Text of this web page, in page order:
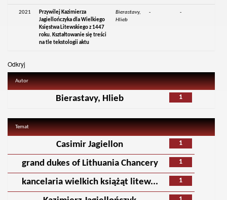
2021
Przywilej Kazimierza
Jagiellończyka dla Wielkiego
Księstwa Litewskiego z 1447
roku. Kształtowanie się treści
na tle tekstologii aktu
Bierastavy,
Hlieb
- -
Odkryj
Autor
1
Bierastavy, Hlieb
Temat
1
Casimir Jagiellon
1
grand dukes of Lithuania Chancery
1
kancelaria wielkich książąt litew...